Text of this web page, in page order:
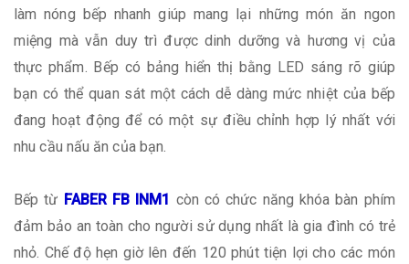
làm nóng bếp nhanh giúp mang lại những món ăn ngon
miệng mà vẫn duy trì được dinh dưỡng và hương vị của
thực phẩm. Bếp có bảng hiển thị bằng LED sáng rõ giúp
bạn có thể quan sát một cách dễ dàng mức nhiệt của bếp
đang hoạt động để có một sự điều chỉnh hợp lý nhất với
nhu cầu nấu ăn của bạn.
Bếp từ FABER FB INM1 còn có chức năng khóa bàn phím
đảm bảo an toàn cho người sử dụng nhất là gia đình có trẻ
nhỏ. Chế độ hẹn giờ lên đến 120 phút tiện lợi cho các món